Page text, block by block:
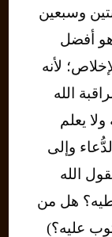
وسبعين
أفضل
لأنه
الله
يعلم
وإلى
الله
هل من
عليه؟)